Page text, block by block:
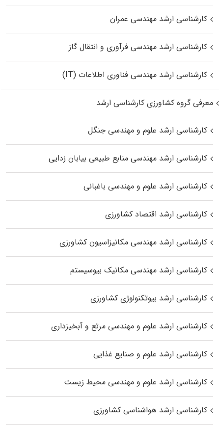
کارشناسی ارشد مهندسی عمران
کارشناسی ارشد مهندسی فرآوری و انتقال گاز
کارشناسی ارشد مهندسی فناوری اطلاعات (IT)
معرفی گروه کشاورزی کارشناسی ارشد
کارشناسی ارشد علوم و مهندسی جنگل
کارشناسی ارشد مهندسی منابع طبیعی بیابان زدایی
کارشناسی ارشد علوم و مهندسی باغبانی
کارشناسی ارشد اقتصاد کشاورزی
کارشناسی ارشد مهندسی مکانیزاسیون کشاورزی
کارشناسی ارشد مهندسی مکانیک بیوسیستم
کارشناسی ارشد بیوتکنولوژی کشاورزی
کارشناسی ارشد علوم و مهندسی مرتع و آبخیزداری
کارشناسی ارشد علوم و صنایع غذایی
کارشناسی ارشد علوم و مهندسی محیط زیست
کارشناسی ارشد هواشناسی کشاورزی